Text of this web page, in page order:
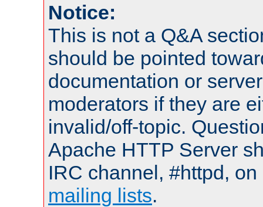
Notice:
This is not a Q&A
should be pointed
documentation or
moderators if they are
invalid/off-topic.
Apache HTTP Server
IRC channel, #httpd,
mailing lists.